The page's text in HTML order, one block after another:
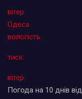
вітер:
Одеса
вологість:
тиск:
вітер:
Погода на 10 днів від